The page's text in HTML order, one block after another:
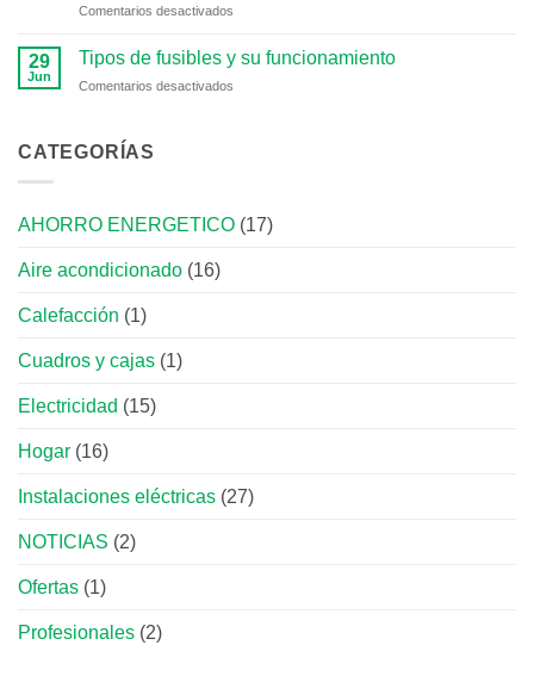
aire
Comentarios desactivados
29
Jun
Tipos de fusibles y su funcionamiento
Comentarios desactivados
CATEGORÍAS
AHORRO ENERGETICO (17)
Aire acondicionado (16)
Calefacción (1)
Cuadros y cajas (1)
Electricidad (15)
Hogar (16)
Instalaciones eléctricas (27)
NOTICIAS (2)
Ofertas (1)
Profesionales (2)